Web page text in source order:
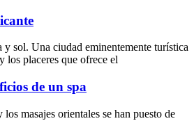
y sol. Una ciudad eminentemente turística
los placeres que ofrece el
de un spa
los masajes orientales se han puesto de